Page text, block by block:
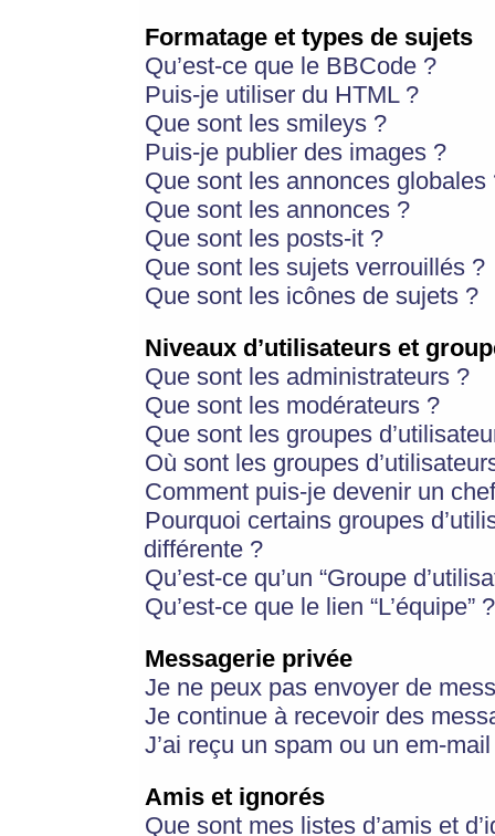
Formatage et types de sujets
Qu’est-ce que le BBCode ?
Puis-je utiliser du HTML ?
Que sont les smileys ?
Puis-je publier des images ?
Que sont les annonces globales
Que sont les annonces ?
Que sont les posts-it ?
Que sont les sujets verrouillés ?
Que sont les icônes de sujets ?
Niveaux d’utilisateurs et
Que sont les administrateurs ?
Que sont les modérateurs ?
Que sont les groupes
Où sont les groupes
Comment puis-je devenir un
Pourquoi certains groupes
différente ?
Qu’est-ce qu’un “Groupe
Qu’est-ce que le lien “L’équipe” ?
Messagerie privée
Je ne peux pas envoyer de
Je continue à recevoir des
J’ai reçu un spam ou un em-
Amis et ignorés
Que sont mes listes d’amis et